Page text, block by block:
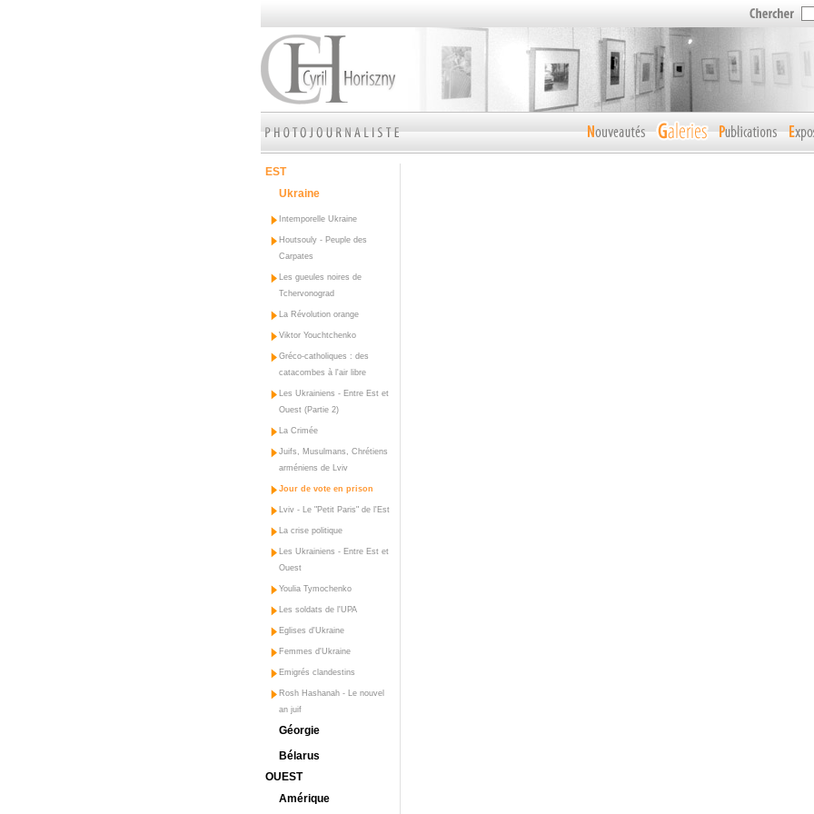
EST
Ukraine
Intemporelle Ukraine
Houtsouly - Peuple des
Carpates
Les gueules noires de
Tchervonograd
La Révolution orange
Viktor Youchtchenko
Gréco-catholiques : des
catacombes à l'air libre
Les Ukrainiens - Entre Est et
Ouest (Partie 2)
La Crimée
Juifs, Musulmans, Chrétiens
arméniens de Lviv
Jour de vote en prison
Lviv - Le "Petit Paris" de l'Est
La crise politique
Les Ukrainiens - Entre Est et
Ouest
Youlia Tymochenko
Les soldats de l'UPA
Eglises d'Ukraine
Femmes d'Ukraine
Emigrés clandestins
Rosh Hashanah - Le nouvel
an juif
Géorgie
Bélarus
OUEST
Amérique